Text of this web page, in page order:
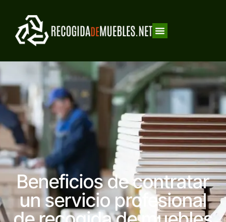
Beneficios de contratar
un servicio profesional